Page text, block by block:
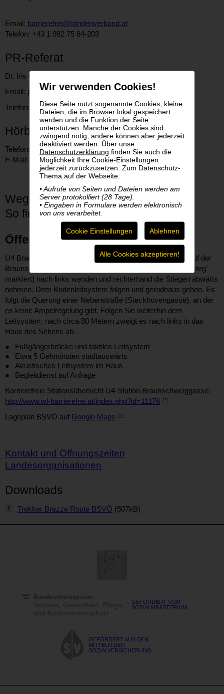
Wir verwenden Cookies!
Diese Seite nutzt sogenannte Cookies, kleine
Dateien, die im Browser lokal gespeichert
werden und die Funktion der Seite
unterstützen. Manche der Cookies sind
zwingend nötig, andere können aber jederzeit
deaktiviert werden. Über unse
Datenschutzerklärung finden Sie auch die
Möglichkeit Ihre Cookie-Einstellungen
jederzeit zurückzusetzen. Zum Datenschutz-
Thema auf der Webseite:
• Aufrufe von Seiten und Dateien werden am
Server protokolliert (28 Tage).
• Eingaben in Formulare werden elektronisch
von uns verarbeitet.
Cookie Einstellungen Ablehnen
Alle Cookies akzeptieren!
Email: barrierefrei@blindenverband.at
Telefon: +43 1 982 75 84-203
PR-Referat
Dr. Iris Gassenbauer, BA
Email: pr@blindenverband.at
Telefon: +43 1 982 75 84-202
Hörbücherei des BSVÖ
Telefon: +43 1 982 75 84-230
E-Mail:
verleih@hoerbuecherei.at
Wegbeschreibung
So finden Sie zu uns!
Öffentliche Anreise
U4 Braunschweiggasse (Ausgang Braunschweiggasse, auf der
Braunschweigbrücke, in Google Maps als "Braunschweigsteg"
markiert) nach links wenden und rechterhand die Stiegen abwärts
nehmen. Dem Bodenleitsystem folgen und geradeaus gehen. Es
folgt die Querung einer Nebenstraße (Steckhovengasse), an der
es keine Ampelregelung gibt. Folgen Sie weiterhin dem
Leitsystem, nach circa 80 Metern zweigt es nach links in das
Haus des Sehens ab.
Fußgängerbrücke und taktiles Leitsystem
Etwa 5 Gehminuten stadtauswärts
Akustisches Leitsystem im Haus
Begleitdienst auf Anfrage
Barrierefreie Stationsübersicht U4-Station Braunschweiggasse:
http://www.wl-barrierefrei.at/index.php?id=11176
Lageplan BSVÖ auf Google Maps
Kontakt und Öffnungszeiten
Landesorganisationen
Downloads
Trekker Brezze Route BSVÖ (507kB)
GEFÖRDERT VOM
SOZIALMINISTERIUM
GEFÖRDERT AUS DEN
MITTELN DER
SOZIALVERSICHERUNG